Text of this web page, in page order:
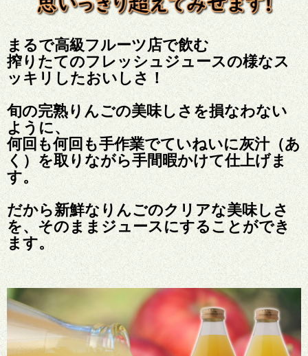
まるで高級フルーツ店で飲む
搾りたてのフレッシュジュースの様なス
ッキリしたおいしさ！
旬の完熟りんごの美味しさを損なわない
ように、
何回も何回も手作業でていねいに灰汁（あ
く）を取りながら手間暇かけて仕上げま
す。
だから新鮮なりんごのクリアな美味しさ
を、そのままジュースにすることができ
ます。